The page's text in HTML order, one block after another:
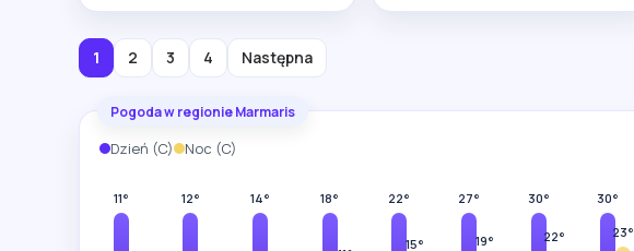
1 2 3 4 Następna
Pogoda w regionie Marmaris
Dzień (C) Noc (C)
11° 12° 14° 18° 22°
15°
27°
19°
30°
22°
30°
23°